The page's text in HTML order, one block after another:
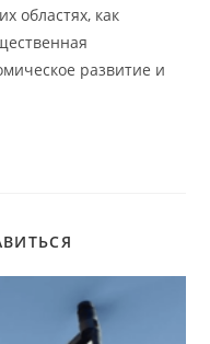
областях, как
развитие и